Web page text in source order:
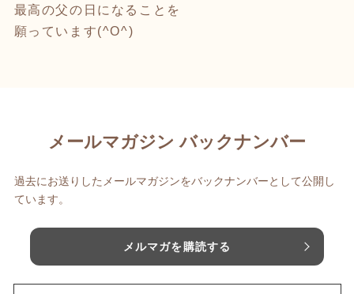
最高の父の日になることを
願っています(^O^)
メールマガジン バックナンバー
過去にお送りしたメールマガジンをバックナンバーとして公開し
ています。
メルマガを購読する